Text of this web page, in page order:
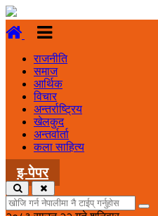
राजनीति
समाज
आर्थिक
विचार
अन्तर्राष्ट्रिय
खेलकुद
अन्तर्वार्ता
कला साहित्य
इ-पेपर